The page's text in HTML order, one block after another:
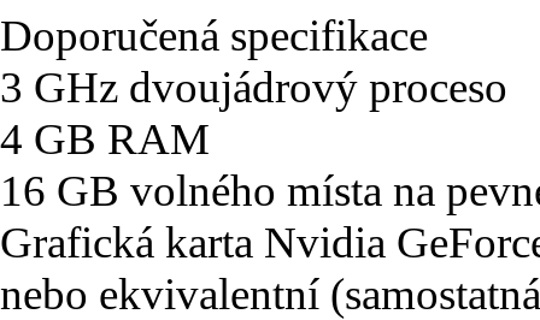
Doporučená specifikace
3 GHz dvoujádrový proceso
4 GB RAM
16 GB volného místa na
Grafická karta Nvidia
nebo ekvivalentní